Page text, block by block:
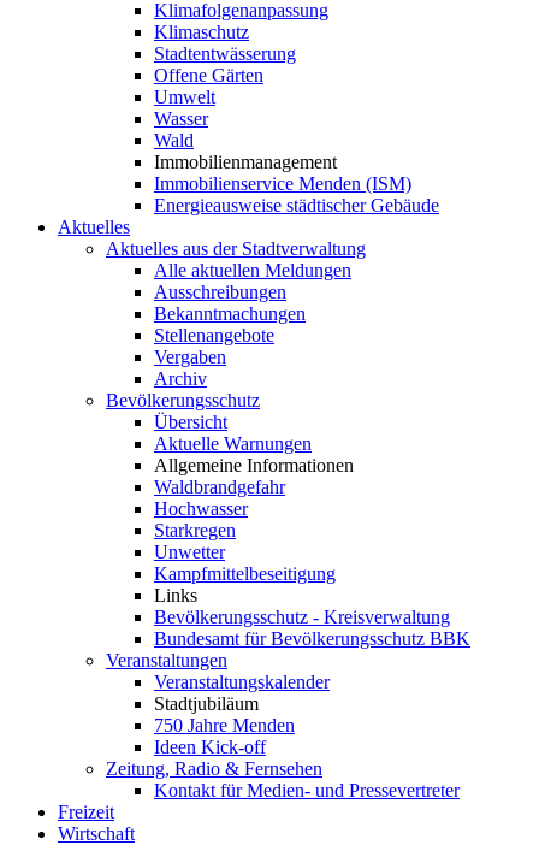
Klimafolgenanpassung
Klimaschutz
Stadtentwässerung
Offene Gärten
Umwelt
Wasser
Wald
Immobilienmanagement
Immobilienservice Menden (ISM)
Energieausweise städtischer Gebäude
Aktuelles
Aktuelles aus der Stadtverwaltung
Alle aktuellen Meldungen
Ausschreibungen
Bekanntmachungen
Stellenangebote
Vergaben
Archiv
Bevölkerungsschutz
Übersicht
Aktuelle Warnungen
Allgemeine Informationen
Waldbrandgefahr
Hochwasser
Starkregen
Unwetter
Kampfmittelbeseitigung
Links
Bevölkerungsschutz - Kreisverwaltung
Bundesamt für Bevölkerungsschutz BBK
Veranstaltungen
Veranstaltungskalender
Stadtjubiläum
750 Jahre Menden
Ideen Kick-off
Zeitung, Radio & Fernsehen
Kontakt für Medien- und Pressevertreter
Freizeit
Wirtschaft